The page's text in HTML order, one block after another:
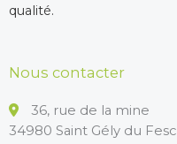
qualité.
Nous contacter
36, rue de la mine
34980 Saint Gély du Fesc